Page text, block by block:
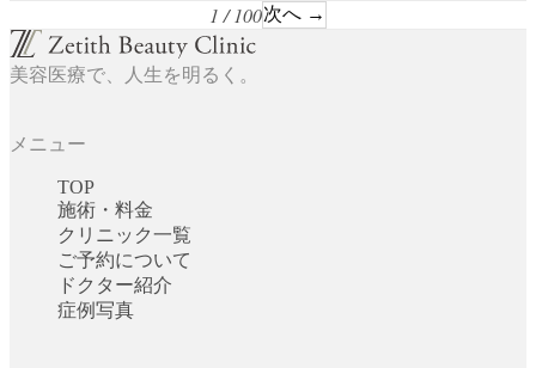
1 / 100次へ →
美容医療で、人生を明るく。
メニュー
TOP
施術・料金
クリニック一覧
ご予約について
ドクター紹介
症例写真